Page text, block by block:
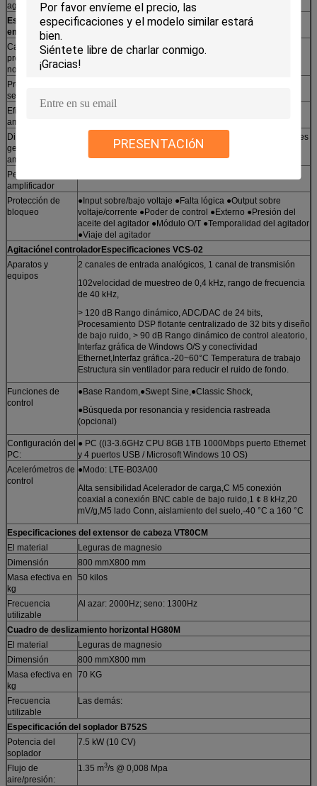
PRESENTACIóN
agitador
de escape.
Especificaciones del amplificador de potenciaLos tipos de interés de las
empresas
Capacidad de
producción
nominal
22 KVA
Proporción de
señal a ruido
Eficiencia del
amplificador
Más del 90%
Dimensiones
generales del
amplificador
Se trata de un sistema de control de las emisiones de gases
de escape.
Peso del
amplificador
Protección de
bloqueo
●Input sobre/bajo voltaje ●Falta lógica ●Output sobre
voltaje/corrente ●Poder de control ●Externo ●Presión del
aceite del agitador ●Módulo O/T ●Temporalidad del agitador
●Viaje del agitador
Agitaciónel controladorEspecificaciones VCS-02
Aparatos y
equipos
2 canales de entrada analógicos, 1 canal de transmisión
102velocidad de muestreo de 0,4 kHz, rango de frecuencia
de 40 kHz,
> 120 dB Rango dinámico, ADC/DAC de 24 bits,
Procesamiento DSP flotante centralizado de 32 bits y diseño
de bajo ruido, > 90 dB Rango dinámico de control aleatorio,
Interfaz gráfica de Windows O/S y conectividad
Ethernet,Interfaz gráfica.-20~60°C Temperatura de trabajo
Estructura sin ventilador para reducir el ruido de fondo.
Funciones de
control
●Base Random,●Swept Sine,●Classic Shock,
●Búsqueda por resonancia y residencia rastreada
(opcional)
Configuración del
PC:
● PC ((i3-3.6GHz CPU 8GB 1TB 1000Mbps puerto Ethernet
y 4 puertos USB / Microsoft Windows 10 OS)
Acelerómetros de
control
●Modo: LTE-B03A00
Alta sensibilidad Acelerador de carga,C M5 conexión
coaxial a conexión BNC cable de bajo ruido,1 ¢ 8 kHz,20
mV/g,M5 lado Conn, aislamiento del suelo,-40 °C a 160 °C
Especificaciones del extensor de cabeza VT80CM
El material
Leguras de magnesio
Dimensión
800 mmX800 mm
Masa efectiva en
kg
50 kilos
Frecuencia
utilizable
Al azar: 2000Hz; seno: 1300Hz
Cuadro de deslizamiento horizontal HG80M
El material
Leguras de magnesio
Dimensión
800 mmX800 mm
Masa efectiva en
kg
70 KG
Frecuencia
utilizable
Las demás:
Especificación del soplador B752S
Potencia del
soplador
7.5 kW (10 CV)
Flujo de
aire/presión:
1.35 m3/s @ 0,008 Mpa